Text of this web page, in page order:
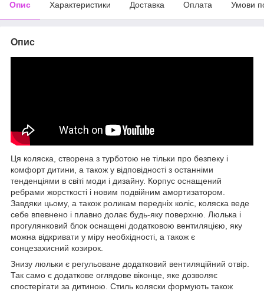
Опис Характеристики Доставка Оплата Умови
Опис
Ця коляска, створена з турботою не тільки про безпеку і
комфорт дитини, а також у відповідності з останніми
тенденціями в світі моди і дизайну. Корпус оснащений
ребрами жорсткості і новим подвійним амортизатором.
Завдяки цьому, а також роликам передніх коліс, коляска веде
себе впевнено і плавно долає будь-яку поверхню. Люлька і
прогулянковий блок оснащені додатковою вентиляцією, яку
можна відкривати у міру необхідності, а також є
сонцезахисний козирок.
Знизу люльки є регульоване додатковий вентиляційний отвір.
Так само є додаткове оглядове віконце, яке дозволяє
спостерігати за дитиною. Стиль коляски формують також